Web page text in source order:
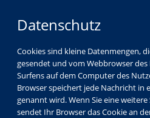
Datenschutz
Cookies sind kleine Datenmengen,
gesendet und vom Webbrowser
Surfens auf dem Computer des
Browser speichert jede Nachricht in
genannt wird. Wenn Sie eine
sendet Ihr Browser das Cookie an